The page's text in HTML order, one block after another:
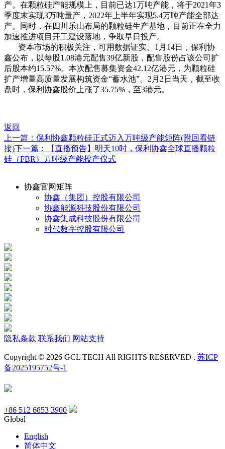
产。在颗粒硅产能规模上，目前已达1万吨产能，将于2021年3
季度末实现3万吨量产，2022年上半年实现5.4万吨产能全部达
产。同时，在四川乐山布局的颗粒硅生产基地，目前正在全力
加速推进项目开工建设落地，争取早日投产。
资本市场的积极关注，可用数据证实。1月14日，保利协
鑫公布，以每股1.08港元配售39亿新股，配售股份占该公司扩
后股本约15.57%。本次配售募集资金42.12亿港元，为颗粒硅
扩产增量高质量发展构筑资金“蓄水池”。2月2日当天，截至收
盘时，保利协鑫股价上涨了35.75%，至3港元。
返回
上一篇：保利协鑫颗粒硅正式迈入万吨级产能矩阵(附回看链
接)下一篇：【直播预告】明天10时，保利协鑫全球直播颗粒
硅（FBR）万吨级产能投产仪式
协鑫官网矩阵
协鑫（集团）控股有限公司
协鑫能源科技股份有限公司
协鑫集成科技股份有限公司
时代数字控股有限公司
隐私条款 联系我们 网站支持
Copyright © 2026 GCL TECH All RIGHTS RESERVED . 苏ICP
备2025195752号-1
+86 512 6853 3900
Global
English
简体中文